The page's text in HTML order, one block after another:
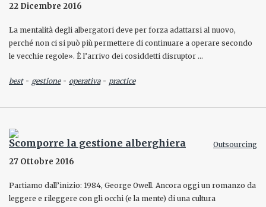
22 Dicembre 2016
La mentalità degli albergatori deve per forza adattarsi al nuovo,
perché non ci si può più permettere di continuare a operare secondo
le vecchie regole». È l’arrivo dei cosiddetti disruptor …
best- gestione- operativa- practice
Scomporre la gestione alberghiera Outsourcing
27 Ottobre 2016
Partiamo dall’inizio: 1984, George Owell. Ancora oggi un romanzo da
leggere e rileggere con gli occhi (e la mente) di una cultura